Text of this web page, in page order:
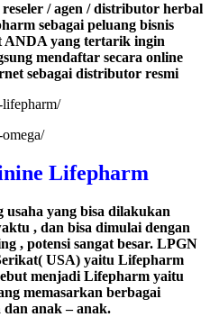
/ agen / distributor herbal
sebagai peluang bisnis
ANDA yang tertarik ingin
mendaftar secara online
sebagai distributor resmi
lifepharm/
Lifepharm
yang bisa dilakukan
, dan bisa dimulai dengan
, potensi sangat besar. LPGN
USA) yaitu Lifepharm
menjadi Lifepharm yaitu
memasarkan berbagai
dan anak – anak.